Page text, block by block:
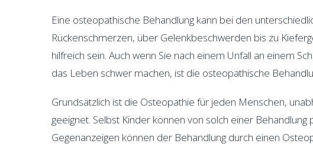
Eine osteopathische Behandlung kann bei den
Rückenschmerzen, über Gelenkbeschwerden bis zu
hilfreich sein. Auch wenn Sie nach einem Unfall an einem
das Leben schwer machen, ist die osteopathische
Grundsätzlich ist die Osteopathie für jeden Menschen,
geeignet. Selbst Kinder können von solch einer
Gegenanzeigen können der Behandlung durch einen